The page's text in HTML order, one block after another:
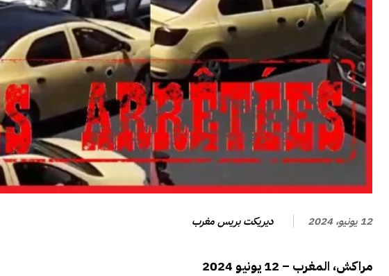
12 يونيو، 2024 ديريكت بريس مغرب
مراكش، المغرب – 12 يونيو 2024